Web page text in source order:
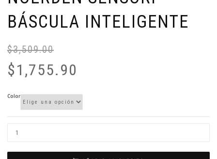
BÁSCULA INTELIGENTE
$3,509.00
$1,755.90
Color